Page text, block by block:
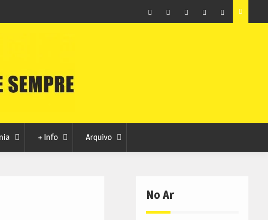
Centum Cellas entra na fase decisiva das Novas 7
Maravilhas de Portugal
+ Info Arquivo
No Ar